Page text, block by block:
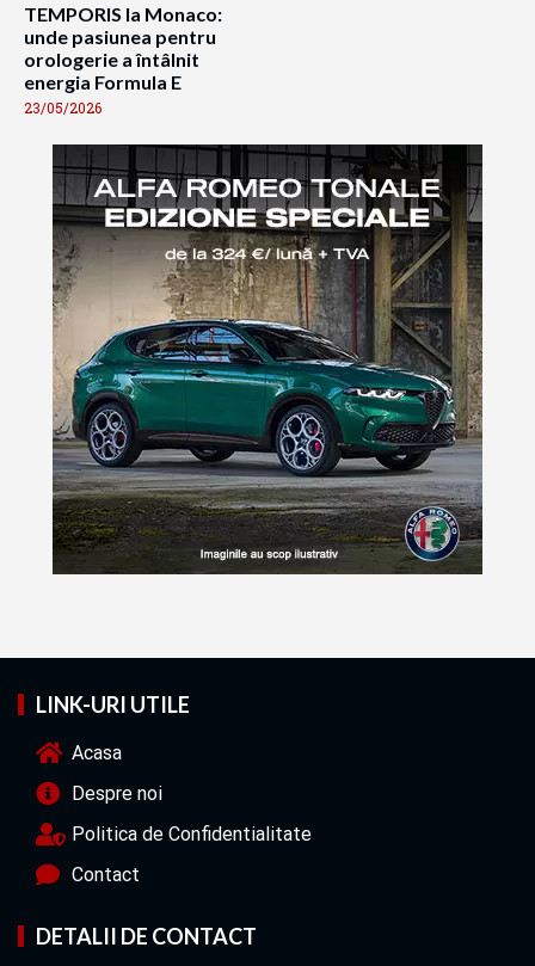
TEMPORIS la Monaco:
unde pasiunea pentru
orologerie a întâlnit
energia Formula E
23/05/2026
LINK-URI UTILE
Acasa
Despre noi
Politica de Confidentialitate
Contact
DETALII DE CONTACT